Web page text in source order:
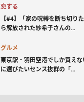
恋する
【#4】「家の呪縛を断ち切り
ら解放された紗希子さんの...
グルメ
東京駅・羽田空港でしか買え
に選びたいセンス抜群の「...